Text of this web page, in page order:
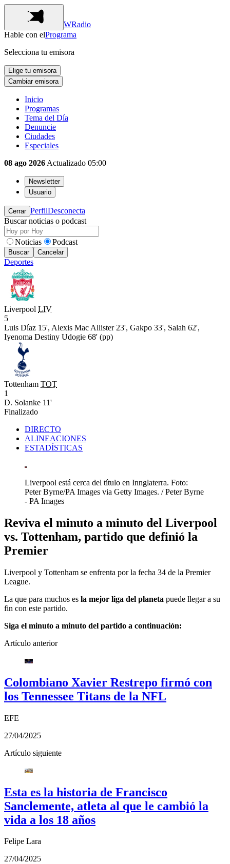
WRadio
Hable con elPrograma
Selecciona tu emisora
Elige tu emisora
Cambiar emisora
Inicio
Programas
Tema del Día
Denuncie
Ciudades
Especiales
08 ago 2026 Actualizado 05:00
Newsletter
Usuario
Cerrar PerfilDesconecta
Buscar noticias o podcast
Noticias Podcast
Buscar Cancelar
Deportes
Liverpool LIV
5
Luis Díaz 15', Alexis Mac Allister 23', Gakpo 33', Salah 62',
Iyenoma Destiny Udogie 68' (pp)
Tottenham TOT
1
D. Solanke 11'
Finalizado
DIRECTO
ALINEACIONES
ESTADÍSTICAS
Liverpool está cerca del título en Innglaterra. Foto:
Peter Byrne/PA Images via Getty Images. /Peter Byrne
- PA Images
Reviva el minuto a minuto del Liverpool
vs. Tottenham, partido que definió la
Premier
Liverpool y Tottenham se enfrenta por la fecha 34 de la Premier
League.
La que para muchos es la mejor liga del planeta puede llegar a su
fin con este partido.
Siga el minuto a minuto del partido a continuación:
Artículo anterior
Colombiano Xavier Restrepo firmó con
los Tennessee Titans de la NFL
EFE
27/04/2025
Artículo siguiente
Esta es la historia de Francisco
Sanclemente, atleta al que le cambió la
vida a los 18 años
Felipe Lara
27/04/2025